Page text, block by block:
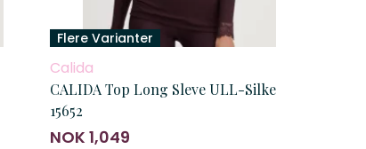
Flere Varianter
Calida
CALIDA Top Long Sleve ULL-Silke
15652
NOK 1,049